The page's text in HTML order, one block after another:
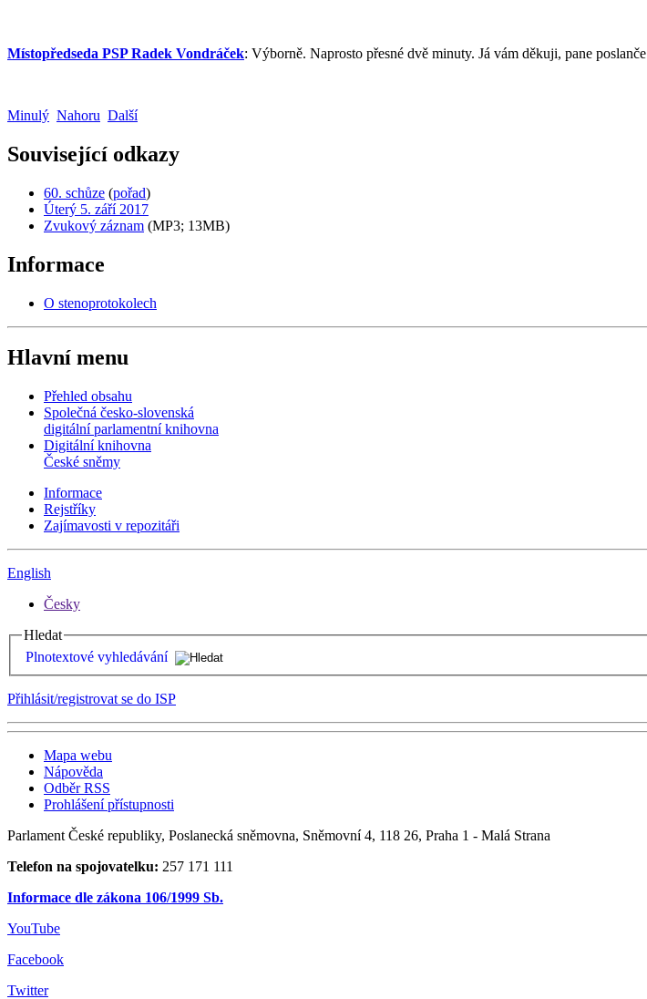
Místopředseda PSP Radek Vondráček: Výborně. Naprosto přesné dvě minuty. Já vám děkuji, pane
Minulý Nahoru Další
Související odkazy
60. schůze (pořad)
Úterý 5. září 2017
Zvukový záznam (MP3; 13MB)
Informace
O stenoprotokolech
Hlavní menu
Přehled obsahu
Společná česko-slovenská
digitální parlamentní knihovna
Digitální knihovna
České sněmy
Informace
Rejstříky
Zajímavosti v repozitáři
English
Česky
Hledat
Plnotextové vyhledávání
Přihlásit/registrovat se do ISP
Mapa webu
Nápověda
Odběr RSS
Prohlášení přístupnosti
Parlament České republiky, Poslanecká sněmovna, Sněmovní 4, 118 26, Praha 1 - Malá Strana
Telefon na spojovatelku: 257 171 111
Informace dle zákona 106/1999 Sb.
YouTube
Facebook
Twitter